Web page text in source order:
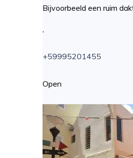
Bijvoorbeeld een ruim
,
+59995201455
Open